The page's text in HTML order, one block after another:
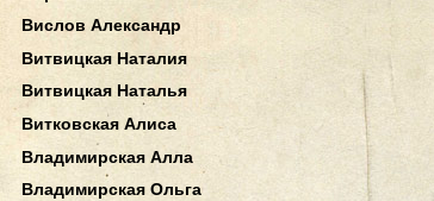
Вислов Александр
Витвицкая Наталия
Витвицкая Наталья
Витковская Алиса
Владимирская Алла
Владимирская Ольга